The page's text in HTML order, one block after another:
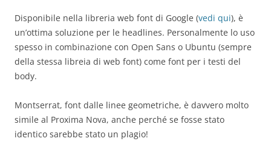
Disponibile nella libreria web font di Google (vedi qui), è
un’ottima soluzione per le headlines. Personalmente lo uso
spesso in combinazione con Open Sans o Ubuntu (sempre
della stessa libreia di web font) come font per i testi del
body.
Montserrat, font dalle linee geometriche, è davvero molto
simile al Proxima Nova, anche perché se fosse stato
identico sarebbe stato un plagio!